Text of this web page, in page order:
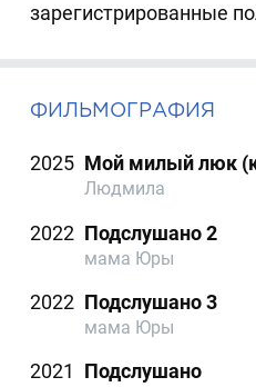
зарегистрированные
ФИЛЬМОГРАФИЯ
2025 Мой милый люк
Людмила
2022 Подслушано 2
мама Юры
2022 Подслушано 3
мама Юры
2021 Подслушано